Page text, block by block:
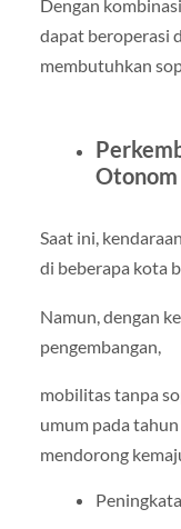
Dengan
dapat beroperasi
membutuhkan
Saat ini,
di beberapa kota
Namun, dengan
pengembangan,
mobilitas tanpa
umum pada
mendorong